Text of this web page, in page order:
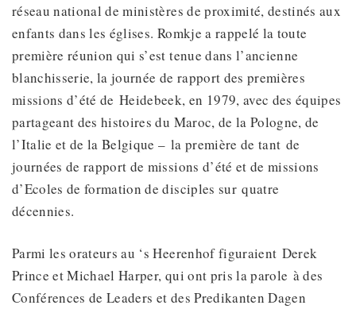
réseau national de ministères de proximité, destinés aux
enfants dans les églises. Romkje a rappelé la toute
première réunion qui s’est tenue dans l’ancienne
blanchisserie, la journée de rapport des premières
missions d’été de Heidebeek, en 1979, avec des équipes
partageant des histoires du Maroc, de la Pologne, de
l’Italie et de la Belgique – la première de tant de
journées de rapport de missions d’été et de missions
d’Ecoles de formation de disciples sur quatre
décennies.
Parmi les orateurs au ‘s Heerenhof figuraient Derek
Prince et Michael Harper, qui ont pris la parole à des
Conférences de Leaders et des Predikanten Dagen